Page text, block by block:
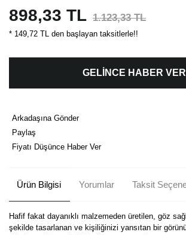
898,33 TL 1.123,33 TL
* 149,72 TL den başlayan taksitlerle!!
GELİNCE HABER VER
Arkadaşına Gönder
Paylaş
Fiyatı Düşünce Haber Ver
Ürün Bilgisi Yorumlar Taksit
Hafif fakat dayanıklı malzemeden üretilen, göz
şekilde tasarlanan ve kişiliğinizi yansıtan bir